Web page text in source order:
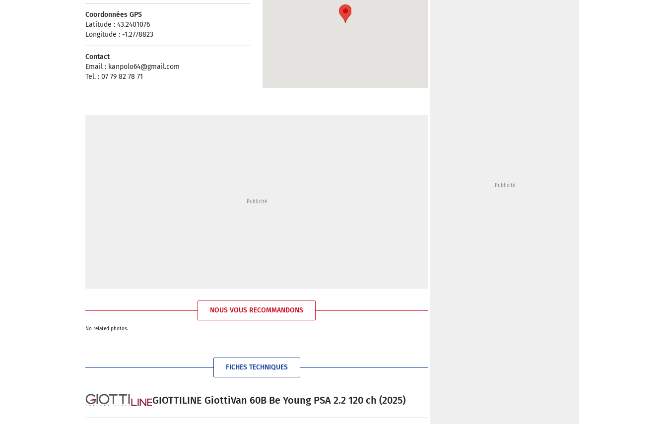
Coordonnées GPS
Latitude : 43.2401076
Longitude : -1.2778823
Contact
Email : kanpolo64@gmail.com
Tel. : 07 79 82 78 71
NOUS VOUS RECOMMANDONS
No related photos.
FICHES TECHNIQUES
GIOTTILINE GiottiVan 60B Be Young PSA 2.2 120 ch (2025)